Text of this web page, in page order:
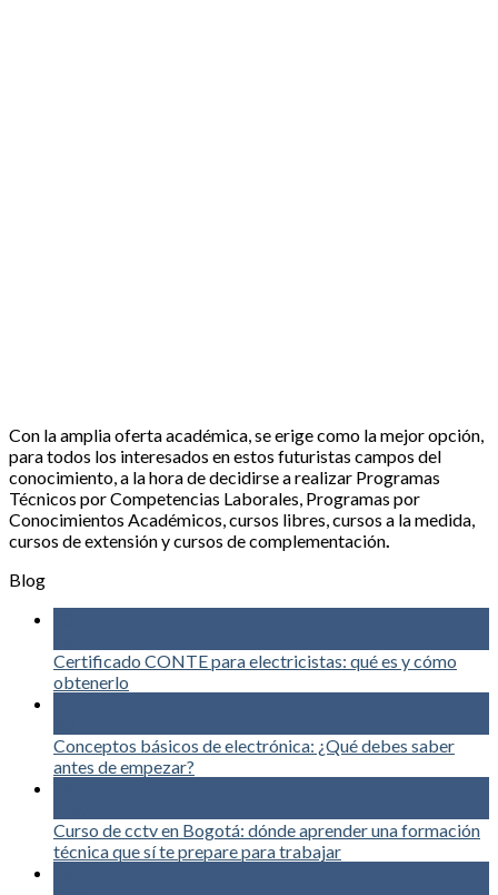
Con la amplia oferta académica, se erige como la mejor opción,
para todos los interesados en estos futuristas campos del
conocimiento, a la hora de decidirse a realizar Programas
Técnicos por Competencias Laborales, Programas por
Conocimientos Académicos, cursos libres, cursos a la medida,
cursos de extensión y cursos de complementación
Blog
Certificado CONTE para electricistas: qué es y cómo
obtenerlo
Conceptos básicos de electrónica: ¿Qué debes saber
antes de empezar?
Curso de cctv en Bogotá: dónde aprender una formación
técnica que sí te prepare para trabajar